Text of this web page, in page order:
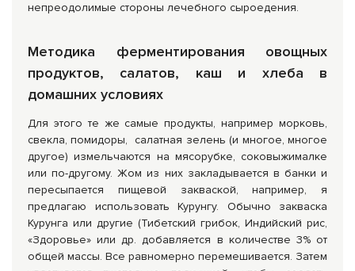
непреодолимые стороны лечебного сыроедения.
Методика ферментирования овощных
продуктов, салатов, каш и хлеба в
домашних условиях
Для этого те же самые продукты, например морковь,
свекла, помидоры, салатная зелень (и многое, многое
другое) измельчаются на мясорубке, соковыжималке
или по-другому. Жом из них закладывается в банки и
пересыпается пищевой закваской, например, я
предлагаю использовать Курунгу. Обычно закваска
Курунга или другие (Тибетский грибок, Индийский рис,
«Здоровье» или др. добавляется в количестве 3% от
общей массы. Все равномерно перемешивается. Затем